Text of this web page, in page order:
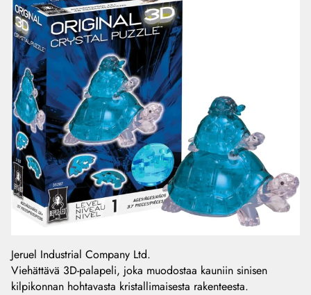
Jeruel Industrial Company Ltd.
Viehättävä 3D-palapeli, joka muodostaa kauniin sinisen
kilpikonnan hohtavasta kristallimaisesta rakenteesta.